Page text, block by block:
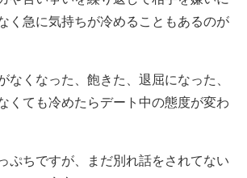
く急に気持ちが冷めることもあるのが
なくなった、飽きた、退屈になった、
くても冷めたらデート中の態度が変わ
ぷちですが、まだ別れ話をされてない